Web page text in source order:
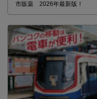
市販薬 2026年最新版！